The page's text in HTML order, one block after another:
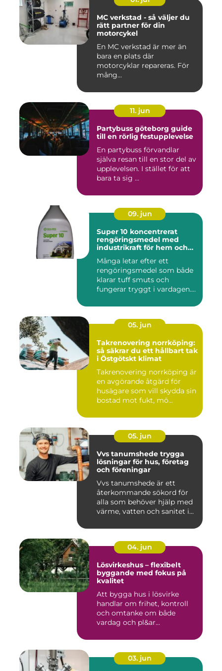
MC verkstad - så väljer du
rätt partner för din
motorcykel
En MC verkstad är mer än
bara en plats där
motorcyklar repareras. För
mång...
11. jun
Partybuss göteborg guide
till en rörlig festupplevelse
En partybuss förvandlar
själva resan till en stor del av
upplevelsen. I stället för att
bara ta sig ...
09. jun
Super 10 koncentrerat
rengöringsmedel med
industrikraft för hem och
Många letar efter ett
rengöringsmedel som både
klarar tuff smuts och
fungerar tryggt i vardagen.
05. jun
Takrenovering norrköping:
så säkrar du ett hållbart tak
i Östgötskt klimat
Takrenovering norrköping är
en avgörande åtgärd för
husägare som vill skydda sin
bostad mot fukt, mö...
05. jun
Vvs tanumshede trygga
lösningar för hus, företag
och föreningar
Vvs tanumshede är ett
återkommande sökord för
alla som behöver hjälp med
värme, vatten och sanitet i...
04. jun
Lösvirkeshus – flexibelt
byggande med fokus på
kvalitet
Att bygga hus i lösvirke
handlar om frihet, kontroll
och omtanke om både
vardag och pl&ar...
03. jun